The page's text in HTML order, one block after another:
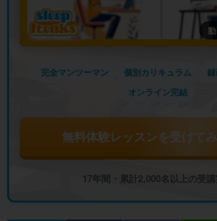
完全マンツーマン 個別カリキュラム
オンライン完結
無料体験レッスンを受け
17年間・累計2,000名以上の受